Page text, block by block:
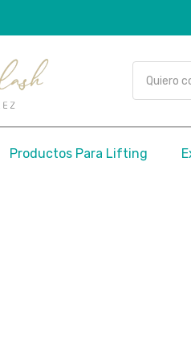
Productos Para Lifting